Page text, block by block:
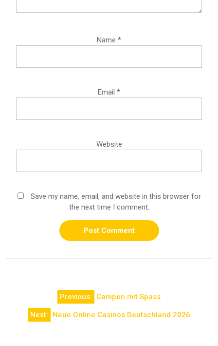
Name *
Email *
Website
Save my name, email, and website in this browser for
the next time I comment.
navigation
Previous: Campen mit Spass
Next: Neue Online Casinos Deutschland 2026